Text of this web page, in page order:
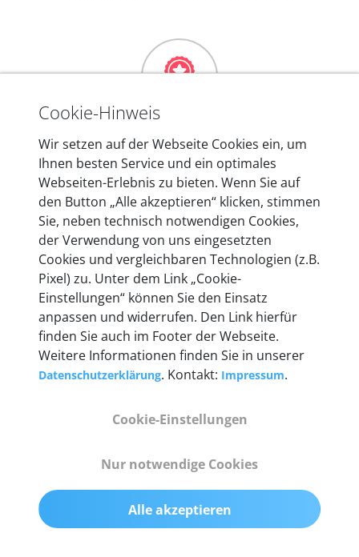
Mehr als 10 Jahre Erfahrung
In den Kfz-Diagnosegeräten von autoaid stecken
mehr als 10 Jahre Erfahrung, und auch in Zukunft
entwickeln wir unsere Produkte am Standort in
Berlin laufend weiter. Auf diese Qualität vertrauen
heute mehr als 60.000 Privatkunden und
Unternehmen.
Technische Details &
Gewicht
Cookie-Hinweis
Wir setzen auf der Webseite Cookies ein, um
Ihnen besten Service und ein optimales
Webseiten-Erlebnis zu bieten. Wenn Sie auf
den Button „Alle akzeptieren“ klicken, stimmen
Sie, neben technisch notwendigen Cookies,
der Verwendung von uns eingesetzten
Cookies und vergleichbaren Technologien (z.B.
Pixel) zu. Unter dem Link „Cookie-
Einstellungen“ können Sie den Einsatz
anpassen und widerrufen. Den Link hierfür
finden Sie auch im Footer der Webseite.
Weitere Informationen finden Sie in unserer
Datenschutzerklärung. Kontakt: Impressum.
Cookie-Einstellungen
Nur notwendige Cookies
Alle akzeptieren